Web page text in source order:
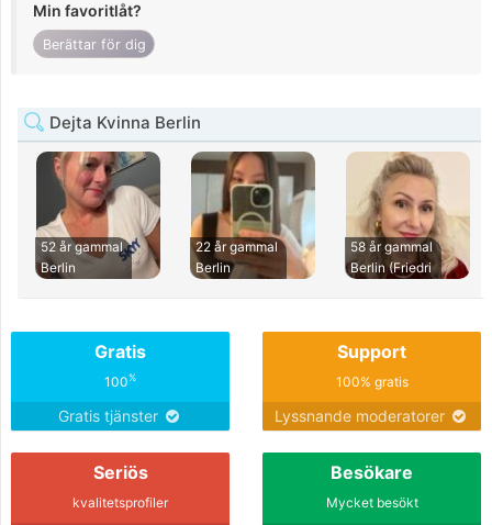
Min favoritlåt?
Berättar för dig
Dejta Kvinna Berlin
52 år gammal
Berlin
22 år gammal
Berlin
58 år gammal
Berlin (Friedri
Gratis
100%
Gratis tjänster
Support
100% gratis
Lyssnande moderatorer
Seriös
kvalitetsprofiler
Besökare
Mycket besökt